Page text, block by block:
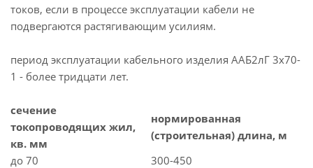
токов, если в процессе эксплуатации кабели не
подвергаются растягивающим усилиям.
период эксплуатации кабельного изделия ААБ2лГ 3х70-
1 - более тридцати лет.
сечение
токопроводящих жил,
кв. мм
нормированная
(строительная) длина, м
до 70
300-450